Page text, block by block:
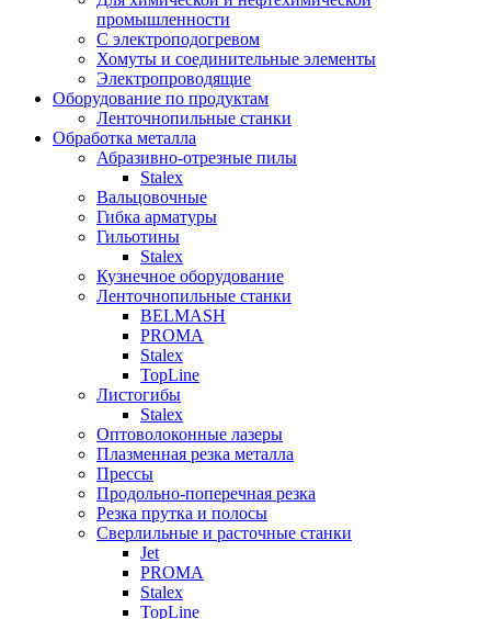
промышленности
С электроподогревом
Хомуты и соединительные элементы
Электропроводящие
Оборудование по продуктам
Ленточнопильные станки
Обработка металла
Абразивно-отрезные пилы
Stalex
Вальцовочные
Гибка арматуры
Гильотины
Stalex
Кузнечное оборудование
Ленточнопильные станки
BELMASH
PROMA
Stalex
TopLine
Листогибы
Stalex
Оптоволоконные лазеры
Плазменная резка металла
Прессы
Продольно-поперечная резка
Резка прутка и полосы
Сверлильные и расточные станки
Jet
PROMA
Stalex
TopLine